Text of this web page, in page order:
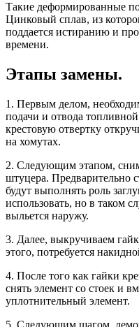
Такие деформированные
Цинковый сплав, из
поддается истиранию и
времени.
Этапы замены.
1. Первым делом,
подачи и отвода
крестовую отвертку
на хомутах.
2. Следующим этапом,
штуцера. Предварительно
будут выполнять роль
использовать, но в таком
выльется наружу.
3. Далее, выкручиваем
этого, потребуется
4. После того как гайки
снять элемент со стоек и
уплотнительный элемент.
5. Следующим шагом,